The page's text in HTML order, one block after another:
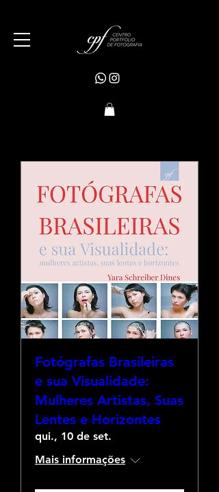
Fotógrafas Brasileiras
e sua Visualidade:
Mulheres Artistas, Suas
Lentes e Horizontes
qui., 10 de set.
Mais informações